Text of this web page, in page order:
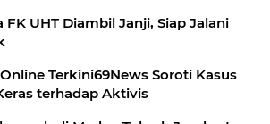
UHT Diambil Janji, Siap Jalani
Terkini69News Soroti Kasus
terhadap Aktivis